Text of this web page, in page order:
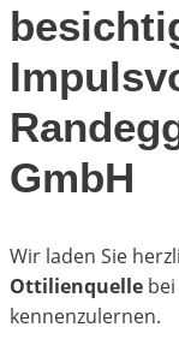
GmbH
Wir laden Sie
Ottilienquelle
kennenzulernen.